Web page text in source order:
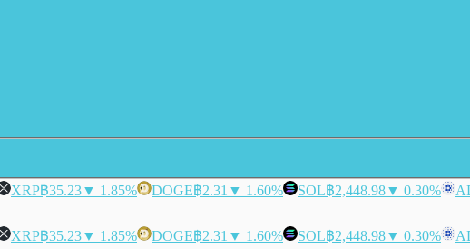
XRP฿35.23▼ 1.85% DOGE฿2.31 ▼ 1.60% SOL฿2,448.98▼ 0.30%
XRP฿35.23▼ 1.85% DOGE฿2.31 ▼ 1.60% SOL฿2,448.98▼ 0.30%